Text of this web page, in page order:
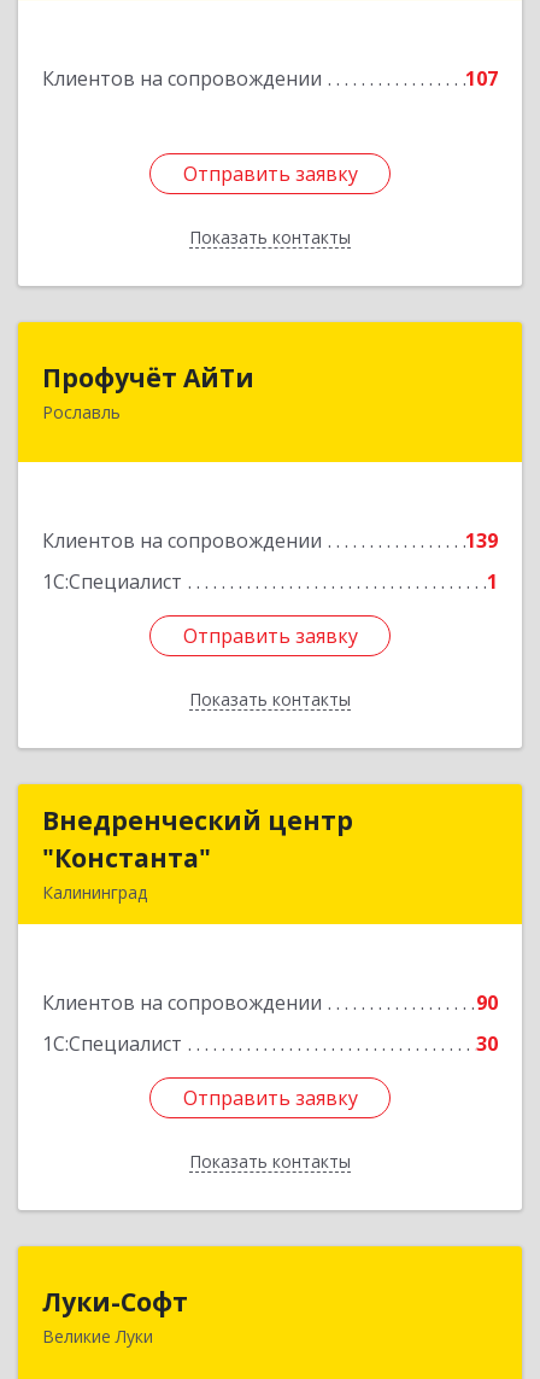
Клиентов на сопровождении 107
Отправить заявку
Показать контакты
Отправить заявку
Назад
Профучёт АйТи
Рославль
Клиентов на сопровождении
139
1С:Специалист
1
Отправить заявку
Показать контакты
216500, Смоленская обл, Рославльский р-н,
Отправить заявку
Назад
Внедренческий центр
"Константа"
Калининград
Клиентов на сопровождении
90
1С:Специалист
30
Отправить заявку
Показать контакты
Внедренческий центр
Подробнее
Отправить заявку
Назад
Луки-Софт
Великие Луки182113, Псковская обл, Великие Луки г,